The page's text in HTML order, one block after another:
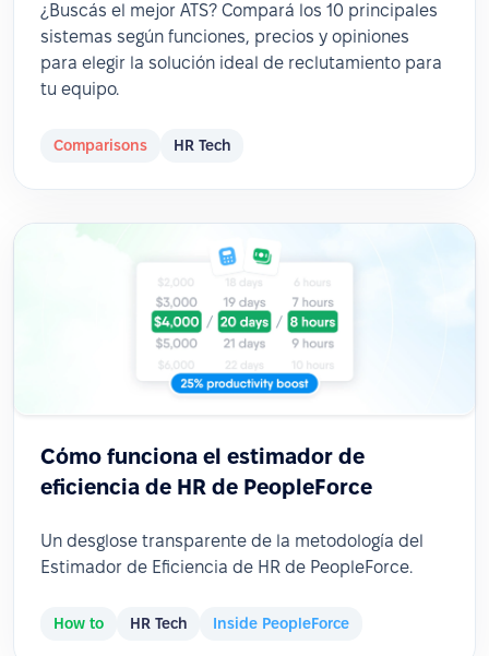
¿Buscás el mejor ATS? Compará los 10 principales
sistemas según funciones, precios y opiniones
para elegir la solución ideal de reclutamiento para
tu equipo.
Comparisons HR Tech
Cómo funciona el estimador de
eficiencia de HR de PeopleForce
Un desglose transparente de la metodología del
Estimador de Eficiencia de HR de PeopleForce.
How to HR Tech Inside PeopleForce